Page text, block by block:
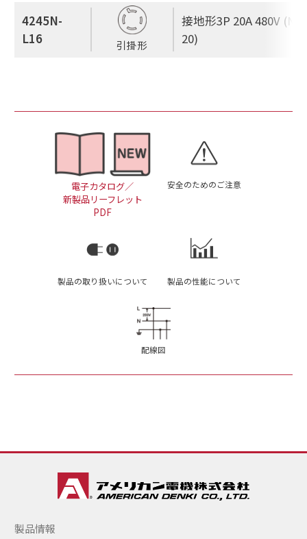
4245N-
L16
引掛形
接地形3P 20A 480V
20)
電子カタログ／
新製品リーフレット
PDF
安全のためのご注意
製品の取り扱いについて 製品の性能について
配線図
製品情報